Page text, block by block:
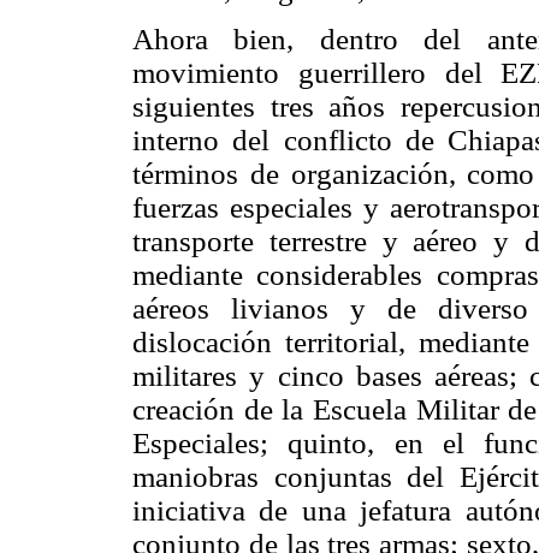
Ahora bien, dentro del
movimiento guerrillero del
siguientes tres años
interno del conflicto de
términos de organización,
fuerzas especiales y
transporte terrestre y aéreo y
mediante considerables
aéreos livianos y de
dislocación territorial,
militares y cinco bases aéreas;
creación de la Escuela Militar
Especiales; quinto, en el
maniobras conjuntas del
iniciativa de una jefatura
conjunto de las tres armas;